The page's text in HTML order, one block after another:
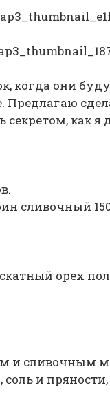
когда они
Предлагаю
как я
сливочный
орех
и сливочным
и